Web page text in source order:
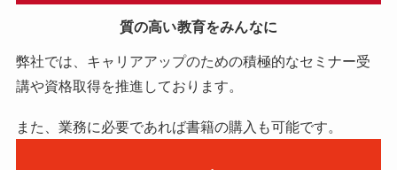
質の高い教育をみんなに
弊社では、キャリアアップのための積極的なセミナー受
講や資格取得を推進しております。
また、業務に必要であれば書籍の購入も可能です。